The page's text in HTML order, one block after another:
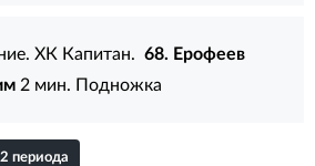
ХК Капитан.68. Ерофеев
2 мин. Подножка
периода